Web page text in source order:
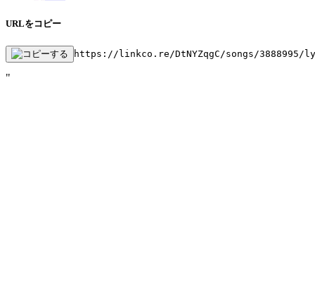
URLをコピー
https://linkco.re/DtNYZqgC/songs/3888995/
"